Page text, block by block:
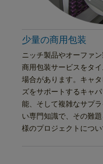
少量の商用包装
ニッチ製品やオーファ
商用包装サービスをタ
場合があります。キャ
ズをサポートするキャ
能、そして複雑なサプ
い専門知識で、その難
様のプロジェクトについ